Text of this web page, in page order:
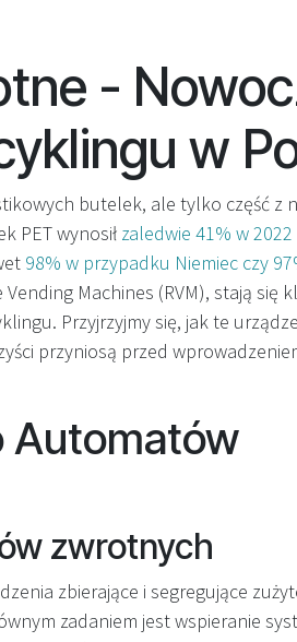
-
w
butelek, ale tylko część z
PET wynosił zaledwie 41% w
98% w przypadku Niemiec czy
Machines (RVM), stają się
Przyjrzyjmy się, jak te
przyniosą przed
Automatów
zwrotnych
zbierające i segregujące
zadaniem jest wspieranie